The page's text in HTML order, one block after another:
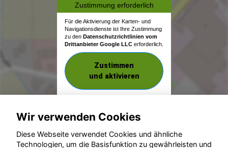
Zustimmung erforderlich
Für die Aktivierung der Karten- und
Navigationsdienste ist Ihre Zustimmung
zu den Datenschutzrichtlinien vom
Drittanbieter Google LLC erforderlich.
Zustimmen
und aktivieren
Wir verwenden Cookies
Diese Webseite verwendet Cookies und ähnliche
Technologien, um die Basisfunktion zu gewährleisten und